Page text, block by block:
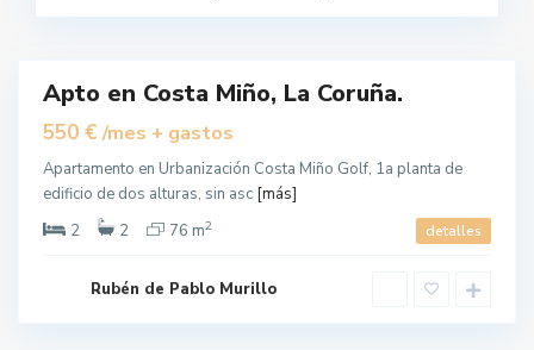
Apto en Costa Miño, La Coruña.
550 € /mes + gastos
Apartamento en Urbanización Costa Miño Golf, 1a planta de
edificio de dos alturas, sin asc [más]
2
2 76 m2 detalles
Rubén de Pablo Murillo